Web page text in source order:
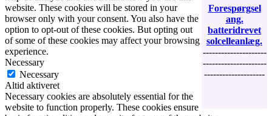
Forespørgsel
ang.
batteridrevet
solcelleanlæg.
---------------------
---------------------
--------------------
website. These cookies will be stored in your
browser only with your consent. You also have the
option to opt-out of these cookies. But opting out
of some of these cookies may affect your browsing
experience.
Necessary
Necessary
Altid aktiveret
Necessary cookies are absolutely essential for the
website to function properly. These cookies ensure